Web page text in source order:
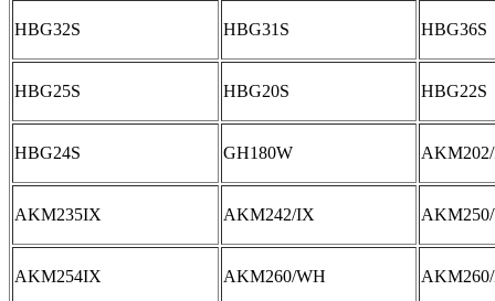
HBG32S HBG31S HBG36S
HBG25S HBG20S HBG22S
HBG24S GH180W
AKM235IX AKM242/IX
AKM254IX AKM260/WH